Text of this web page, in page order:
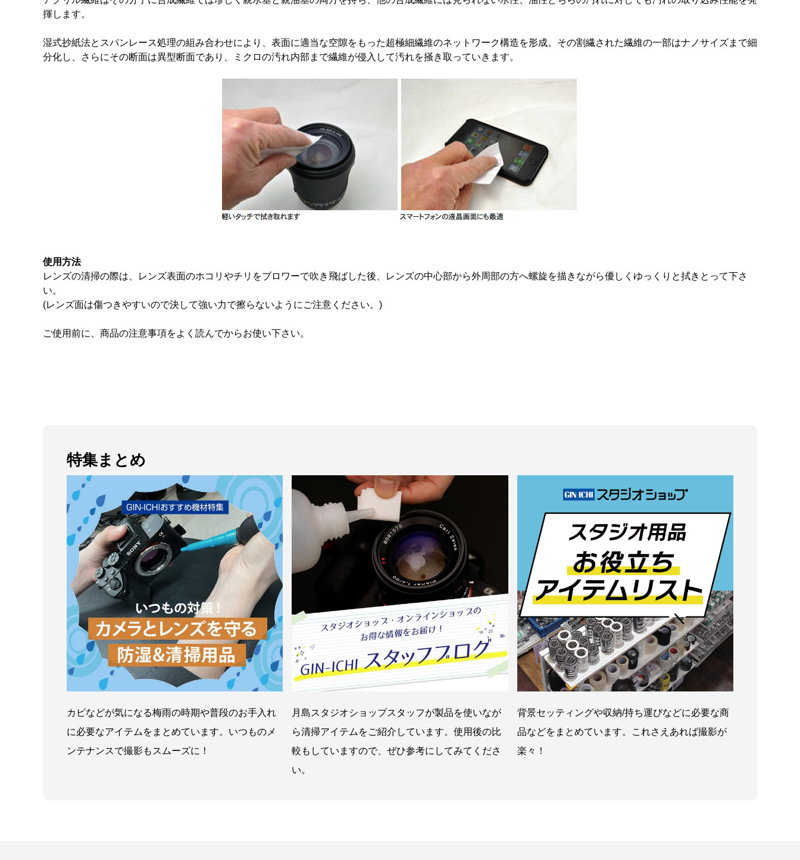
揮します。
湿式抄紙法とスパンレース処理の組み合わせにより、表面に適当な空隙をもった超極細繊維のネットワーク構造を形成。その割繊された繊維の一部はナノサイズまで細
分化し、さらにその断面は異型断面であり、ミクロの汚れ内部まで繊維が侵入して汚れを掻き取っていきます。
使用方法
レンズの清掃の際は、レンズ表面のホコリやチリをブロワーで吹き飛ばした後、レンズの中心部から外周部の方へ螺旋を描きながら優しくゆっくりと拭きとって下さ
い。
(レンズ面は傷つきやすいので決して強い力で擦らないようにご注意ください。)
ご使用前に、商品の注意事項をよく読んでからお使い下さい。
特集まとめ
カビなどが気になる梅雨の時期や普段のお手入れ
に必要なアイテムをまとめています。いつものメ
ンテナンスで撮影もスムーズに！
月島スタジオショップスタッフが製品を使いなが
ら清掃アイテムをご紹介しています。使用後の比
較もしていますので、ぜひ参考にしてみてくださ
い。
背景セッティングや収納/持ち運びなどに必要な商
品などをまとめています。これさえあれば撮影が
楽々！